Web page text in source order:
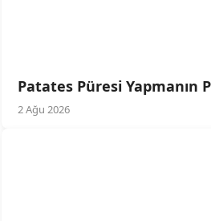
Patates Püresi Yapmanın
2 Ağu 2026